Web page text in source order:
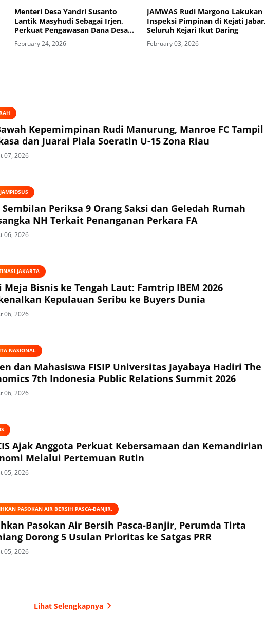
Menteri Desa Yandri Susanto
Lantik Masyhudi Sebagai Irjen,
Perkuat Pengawasan Dana Desa
dan Program Prioritas
February 24, 2026
JAMWAS Rudi Margono Lakukan
Inspeksi Pimpinan di Kejati Jabar,
Seluruh Kejari Ikut Daring
February 03, 2026
Kepemimpinan Rudi Manurung, Manroe FC Tampil
dan Juarai Piala Soeratin U-15 Zona Riau
07, 2026
Periksa 9 Orang Saksi dan Geledah Rumah
Tersangka NH Terkait Penanganan Perkara FA
06, 2026
JAKARTA
Meja Bisnis ke Tengah Laut: Famtrip IBEM 2026
Kepulauan Seribu ke Buyers Dunia
06, 2026
NASIONAL
dan Mahasiswa FISIP Universitas Jayabaya Hadiri The
7th Indonesia Public Relations Summit 2026
06, 2026
Ajak Anggota Perkuat Kebersamaan dan Kemandirian
Melalui Pertemuan Rutin
05, 2026
PASOKAN AIR BERSIH PASCA-BANJIR.
Pasokan Air Bersih Pasca-Banjir, Perumda Tirta
Dorong 5 Usulan Prioritas ke Satgas PRR
05, 2026
Lihat Selengkapnya